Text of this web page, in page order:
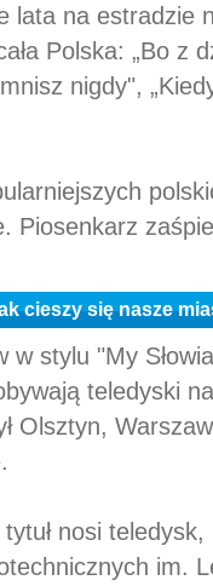
na estradzie
Polska: „Bo z
nigdy",
Piosenkarz
cieszy się nasze
w stylu "My
teledyski
Olsztyn,
nosi
im.